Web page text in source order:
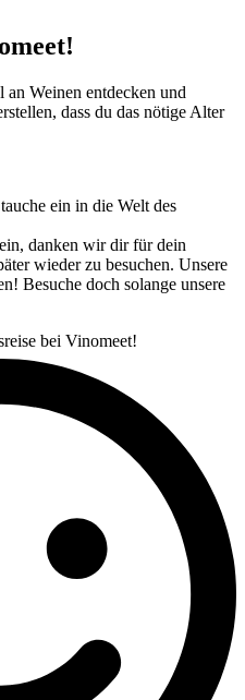
an Weinen entdecken und
dass du das nötige Alter
ein in die Welt des
danken wir dir für dein
wieder zu besuchen. Unsere
Besuche doch solange unsere
bei Vinomeet!